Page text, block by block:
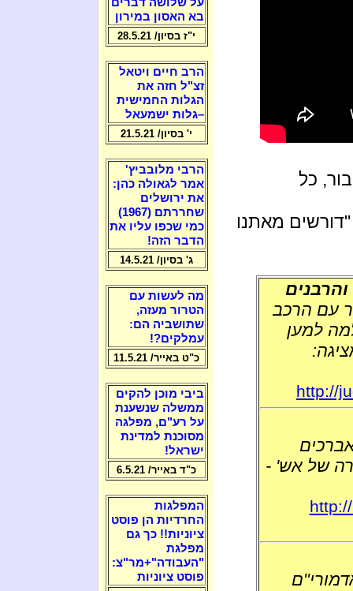
כל
מאתנו
עם הרכב
למען
http://
של אש' -
בא האסון במירון
י"ז בסיון/ 28.5.21
הרב חיים ויטאל
זצ"ל חזה את
הגלות החמישית
–גלות ישמעאל
י' בסיון/ 21.5.21
הרבי מלובביץ'
אמר לגאולה כהן:
את ירושלים
שחררתם (1967)
כמי שכפו עליו את
הדבר הזה!
ג' בסיון/ 14.5.21
מה לעשות עם
הטרור מעזה,
שתושביה הם:
עמלקים?!
כ"ט באייר/ 11.5.21
ביבי מוכן להקים
ממשלה שנשענת
על רע"ם, מפלגה
מסוכנת למדינת
ישראל!
כ"ד באייר/ 6.5.21
המפלגות
החרדיות הן פוסט
ציוניות!! כך גם
מפלגת
"העבודה"+מר"צ:
פוסט ציוניות